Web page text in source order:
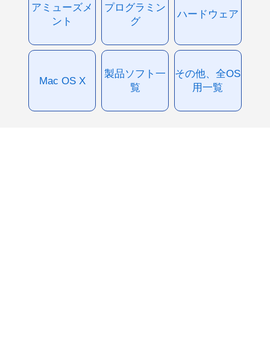
アミューズメ
ント
プログラミン
グ
ハードウェア
Mac OS X
製品ソフト一
覧
その他、全OS
用一覧